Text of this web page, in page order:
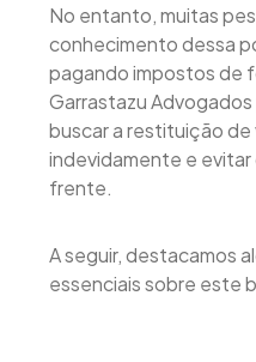
No entanto, muitas
conhecimento dessa
pagando impostos de
Garrastazu
buscar a restituição de
indevidamente e
frente.
A seguir, destacamos
essenciais sobre este